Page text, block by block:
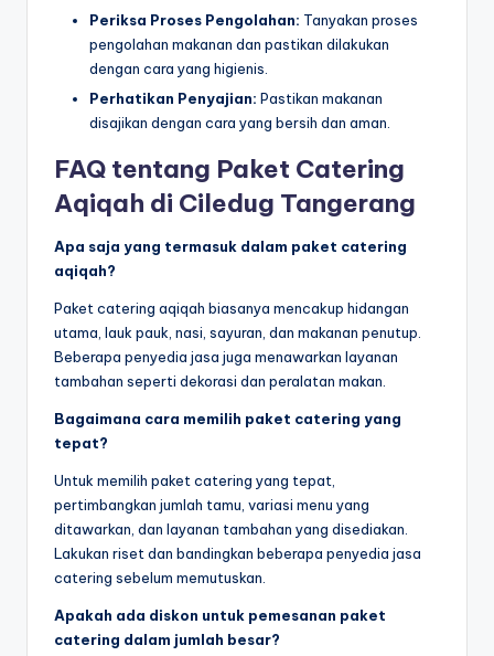
Periksa Proses Pengolahan: Tanyakan proses
pengolahan makanan dan pastikan dilakukan
dengan cara yang higienis.
Perhatikan Penyajian: Pastikan makanan
disajikan dengan cara yang bersih dan aman.
FAQ tentang Paket Catering
Aqiqah di Ciledug Tangerang
Apa saja yang termasuk dalam paket catering
aqiqah?
Paket catering aqiqah biasanya mencakup hidangan
utama, lauk pauk, nasi, sayuran, dan makanan penutup.
Beberapa penyedia jasa juga menawarkan layanan
tambahan seperti dekorasi dan peralatan makan.
Bagaimana cara memilih paket catering yang
tepat?
Untuk memilih paket catering yang tepat,
pertimbangkan jumlah tamu, variasi menu yang
ditawarkan, dan layanan tambahan yang disediakan.
Lakukan riset dan bandingkan beberapa penyedia jasa
catering sebelum memutuskan.
Apakah ada diskon untuk pemesanan paket
catering dalam jumlah besar?